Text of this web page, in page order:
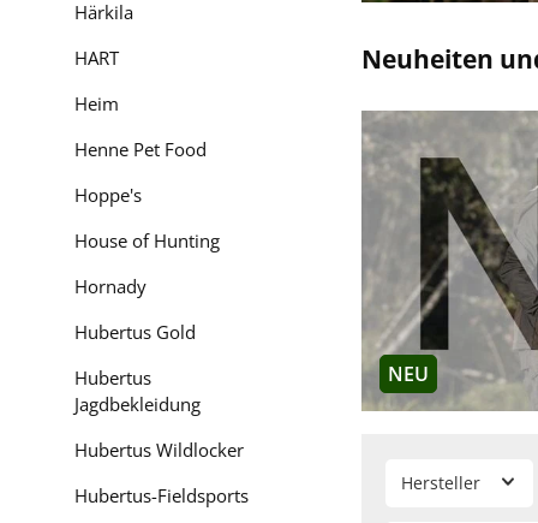
Härkila
HART
Heim
Henne Pet Food
Hoppe's
House of Hunting
Hornady
Hubertus Gold
Hubertus
Jagdbekleidung
Hubertus Wildlocker
Hubertus-Fieldsports
Unsere eingangs
Wie fällt
Die Deerhunter-
bestellen; in der
Größentabelle
Wie ist die
DieDeerhunter-
sind zuverlässig;
Ja - zum einen die als
Neuheiten
NEU
Hersteller